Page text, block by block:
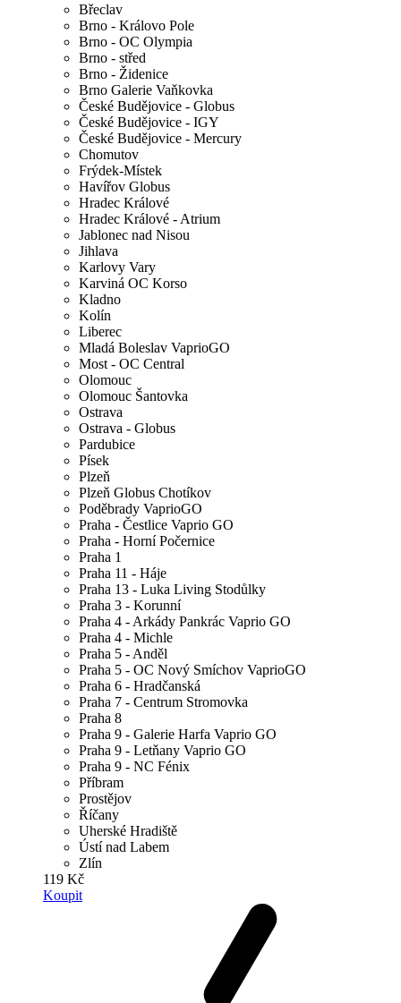
Břeclav
Brno - Královo Pole
Brno - OC Olympia
Brno - střed
Brno - Židenice
Brno Galerie Vaňkovka
České Budějovice - Globus
České Budějovice - IGY
České Budějovice - Mercury
Chomutov
Frýdek-Místek
Havířov Globus
Hradec Králové
Hradec Králové - Atrium
Jablonec nad Nisou
Jihlava
Karlovy Vary
Karviná OC Korso
Kladno
Kolín
Liberec
Mladá Boleslav VaprioGO
Most - OC Central
Olomouc
Olomouc Šantovka
Ostrava
Ostrava - Globus
Pardubice
Písek
Plzeň
Plzeň Globus Chotíkov
Poděbrady VaprioGO
Praha - Čestlice Vaprio GO
Praha - Horní Počernice
Praha 1
Praha 11 - Háje
Praha 13 - Luka Living Stodůlky
Praha 3 - Korunní
Praha 4 - Arkády Pankrác Vaprio GO
Praha 4 - Michle
Praha 5 - Anděl
Praha 5 - OC Nový Smíchov VaprioGO
Praha 6 - Hradčanská
Praha 7 - Centrum Stromovka
Praha 8
Praha 9 - Galerie Harfa Vaprio GO
Praha 9 - Letňany Vaprio GO
Praha 9 - NC Fénix
Příbram
Prostějov
Říčany
Uherské Hradiště
Ústí nad Labem
Zlín
119 Kč
Koupit